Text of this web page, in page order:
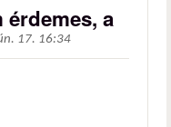
érdemes, a
17. 16:34